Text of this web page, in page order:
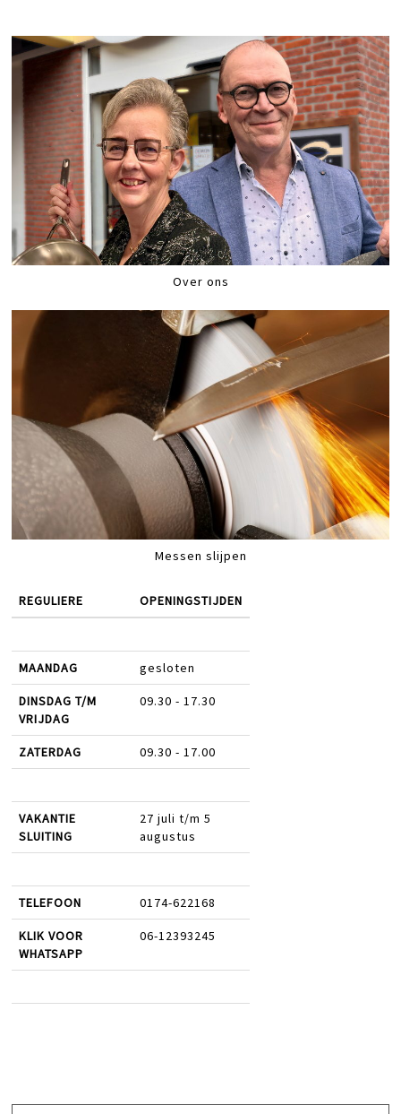
Over ons
Messen slijpen
REGULIERE OPENINGSTIJDEN
MAANDAG gesloten
DINSDAG T/M
VRIJDAG
09.30 - 17.30
ZATERDAG 09.30 - 17.00
VAKANTIE
SLUITING
27 juli t/m 5
augustus
TELEFOON 0174-622168
KLIK VOOR
WHATSAPP
06-12393245